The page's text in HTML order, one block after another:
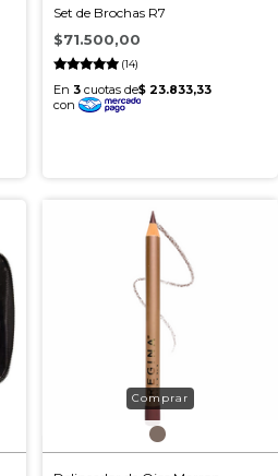
Set de Brochas R7
(14)
$71.500,00